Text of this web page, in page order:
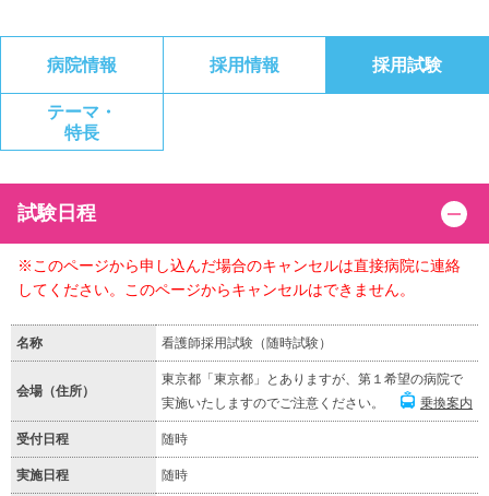
病院情報 採用情報 採用試験
テーマ・
特長
試験日程
※このページから申し込んだ場合のキャンセルは直接病院に連絡
してください。このページからキャンセルはできません。
名称 看護師採用試験（随時試験）
会場（住所）
東京都「東京都」とありますが、第１希望の病院で
実施いたしますのでご注意ください。
乗換案内
受付日程 随時
実施日程 随時